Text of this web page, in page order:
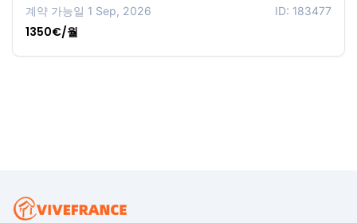
계약 가능일 1 Sep, 2026 ID: 183477
1350€/월